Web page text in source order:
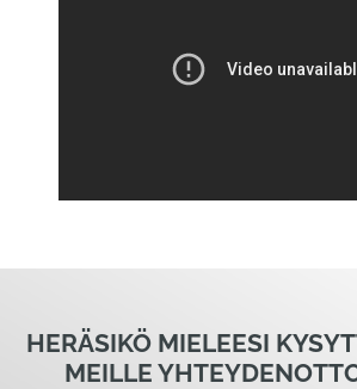
HERÄSIKÖ MIELEESI
MEILLE